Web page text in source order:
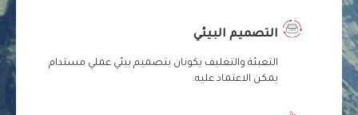
التصميم البيئي
التعبئة والتغليف يكونان بتصميم بيئي عملي مستدام
يمكن الاعتماد عليه.